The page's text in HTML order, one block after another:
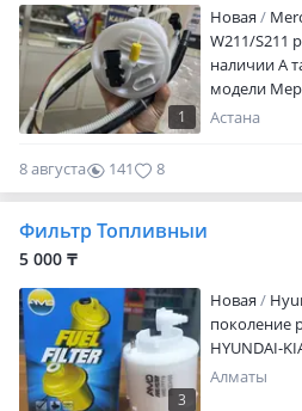
CHANGAN
BYD GEELY
DEEPAL
поставки:
простоту
замена
долгой и
вашего
1
Новая
W211/S211
наличии А
модели
Астане Наш
Астана
8 августа 141 8
Фильтр Топливныи
5 000 ₸
3
Новая
поколение
HYUNDAI-
Алматы